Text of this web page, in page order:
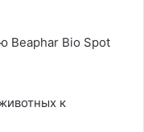
Beaphar Bio Spot
к